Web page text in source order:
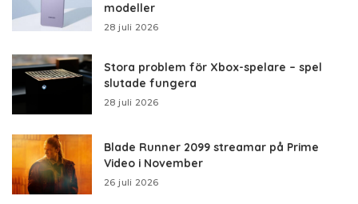
modeller
28 juli 2026
Stora problem för Xbox-spelare – spel
slutade fungera
28 juli 2026
Blade Runner 2099 streamar på Prime
Video i November
26 juli 2026